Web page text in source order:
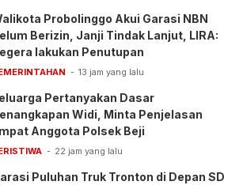
Probolinggo Akui Garasi NBN
Berizin, Janji Tindak Lanjut, LIRA:
lakukan Penutupan
13 jam yang lalu
Pertanyakan Dasar
Widi, Minta Penjelasan
Anggota Polsek Beji
22 jam yang lalu
Puluhan Truk Tronton di Depan SD